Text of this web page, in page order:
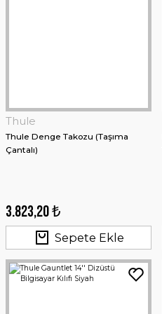
Thule
Thule Denge Takozu (Taşıma
Çantalı)
3.823,20 ₺
Sepete Ekle